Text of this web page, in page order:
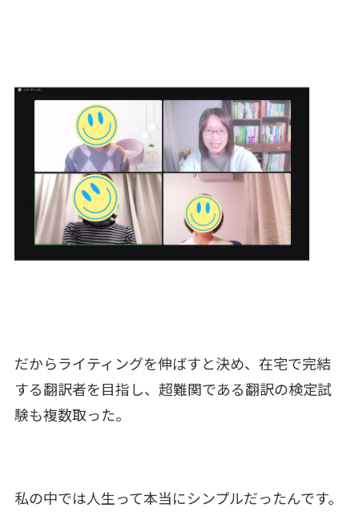
だからライティングを伸ばすと決め、在宅で完結
する翻訳者を目指し、超難関である翻訳の検定試
験も複数取った。
私の中では人生って本当にシンプルだったんです。